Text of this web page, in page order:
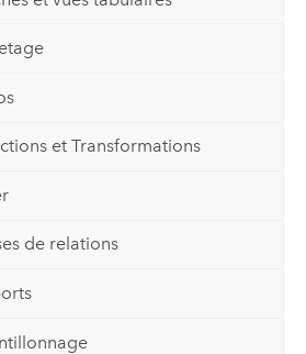
et Transformations
de relations